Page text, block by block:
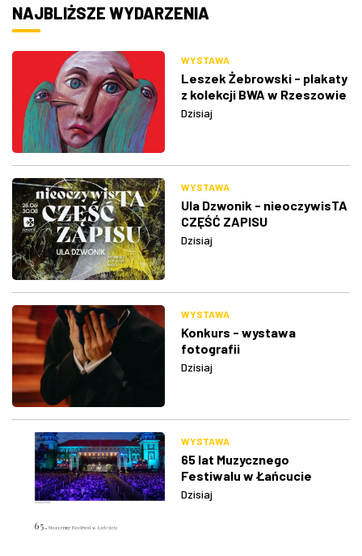
NAJBLIŻSZE WYDARZENIA
WYSTAWA
Leszek Żebrowski - plakaty
z kolekcji BWA w Rzeszowie
Dzisiaj
WYSTAWA
Ula Dzwonik - nieoczywisTA
CZĘŚĆ ZAPISU
Dzisiaj
WYSTAWA
Konkurs - wystawa
fotografii
Dzisiaj
WYSTAWA
65 lat Muzycznego
Festiwalu w Łańcucie
Dzisiaj